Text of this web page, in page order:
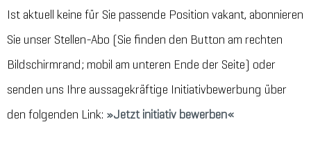
Ist aktuell keine für Sie passende Position vakant, abonnieren
Sie unser Stellen-Abo (Sie finden den Button am rechten
Bildschirmrand; mobil am unteren Ende der Seite) oder
senden uns Ihre aussagekräftige Initiativbewerbung über
den folgenden Link:
Jetzt initiativ bewerben